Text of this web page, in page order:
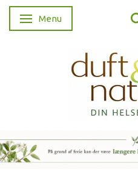
Skifte navigation
Menu